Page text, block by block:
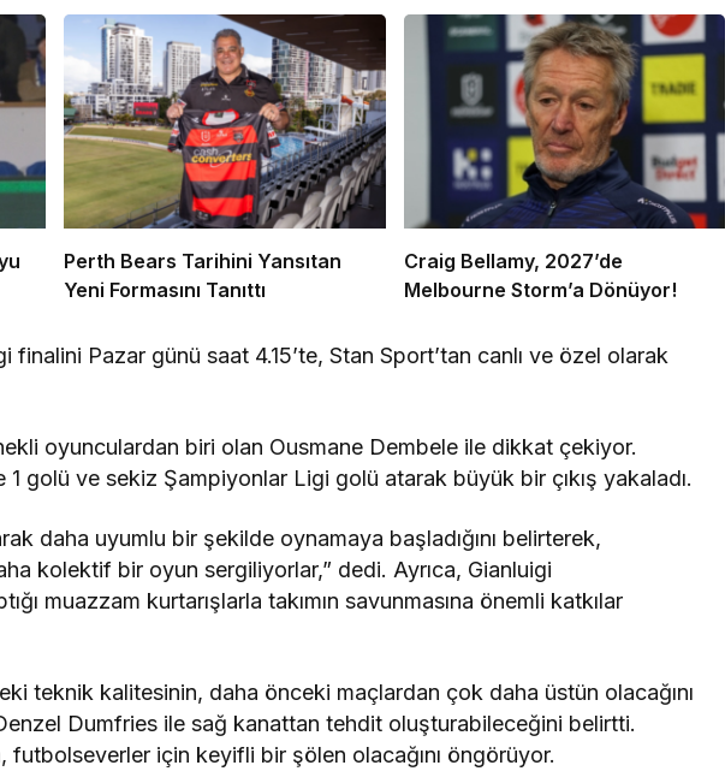
Perth Bears Tarihini Yansıtan
Yeni Formasını Tanıttı
Craig Bellamy, 2027’de
Melbourne Storm’a Dönüyor!
Pazar günü saat 4.15’te, Stan Sport’tan canlı ve özel olarak
oyunculardan biri olan Ousmane Dembele ile dikkat çekiyor.
golü ve sekiz Şampiyonlar Ligi golü atarak büyük bir çıkış yakaladı.
daha uyumlu bir şekilde oynamaya başladığını belirterek,
kolektif bir oyun sergiliyorlar,” dedi. Ayrıca, Gianluigi
muazzam kurtarışlarla takımın savunmasına önemli katkılar
teknik kalitesinin, daha önceki maçlardan çok daha üstün olacağını
Dumfries ile sağ kanattan tehdit oluşturabileceğini belirtti.
futbolseverler için keyifli bir şölen olacağını öngörüyor.